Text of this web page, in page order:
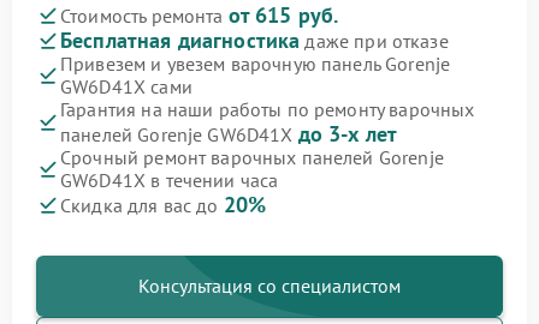
Стоимость ремонта от 615 руб.
Бесплатная диагностика даже при отказе
Привезем и увезем варочную панель Gorenje
GW6D41X сами
Гарантия на наши работы по ремонту варочных
панелей Gorenje GW6D41X до 3-х лет
Срочный ремонт варочных панелей Gorenje
GW6D41X в течении часа
Скидка для вас до 20%
Консультация со специалистом